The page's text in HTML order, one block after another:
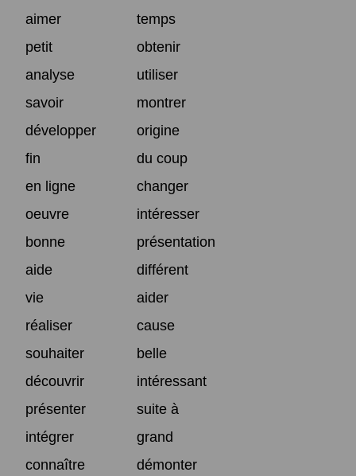
aimer
temps
petit
obtenir
analyse
utiliser
savoir
montrer
développer
origine
fin
du coup
en ligne
changer
oeuvre
intéresser
bonne
présentation
aide
différent
vie
aider
réaliser
cause
souhaiter
belle
découvrir
intéressant
présenter
suite à
intégrer
grand
connaître
démonter